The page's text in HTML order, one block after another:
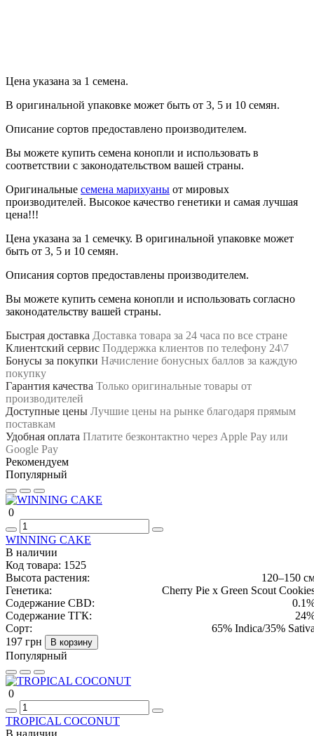
Цена указана за 1 семена.
В оригинальной упаковке может быть от 3, 5 и 10 семян.
Описание сортов предоставлено производителем.
Вы можете купить семена конопли и использовать в
соответствии с законодательством вашей страны.
Оригинальные семена марихуаны от мировых
производителей. Высокое качество генетики и самая лучшая
цена!!!
Цена указана за 1 семечку. В оригинальной упаковке может
быть от 3, 5 и 10 семян.
Описания сортов предоставлены производителем.
Вы можете купить семена конопли и использовать согласно
законодательству вашей страны.
Быстрая доставка Доставка товара за 24 часа по все стране
Клиентский сервис Поддержка клиентов по телефону 24\7
Бонусы за покупки Начисление бонусных баллов за каждую
покупку
Гарантия качества Только оригинальные товары от
производителей
Доступные цены Лучшие цены на рынке благодаря прямым
поставкам
Удобная оплата Платите безконтактно через Apple Pay или
Google Pay
Рекомендуем
Популярный
0
WINNING CAKE
В наличии
Код товара: 1525
Высота растения:
120–150
Генетика:
Cherry Pie x Green Scout
Содержание CBD:
Содержание ТГК:
Сорт:
65% Indica/35%
197 грн
В корзину
Популярный
0
TROPICAL COCONUT
В наличии